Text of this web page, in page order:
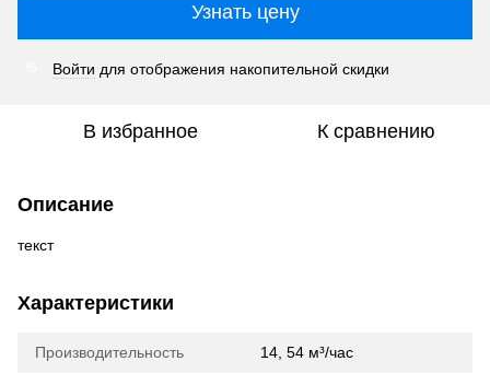
Узнать цену
Войти для отображения накопительной скидки
В избранное К сравнению
Описание
текст
Характеристики
Производительность 14, 54 м³/час